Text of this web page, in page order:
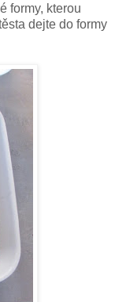
formy, kterou
dejte do formy